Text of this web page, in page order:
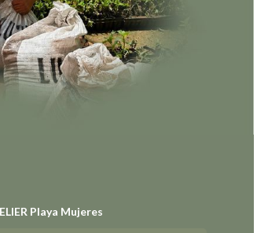
Playa Mujeres